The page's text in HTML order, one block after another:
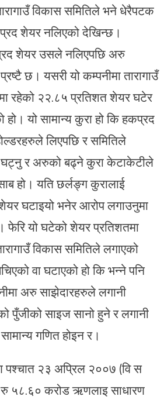
विकास समितिले भने धेरैपटक
शेयर नलिएको देखिन्छ।
शेयर उसले नलिएपछि अरु
छ। यसरी यो कम्पनीमा तारागाउँ
रहेको २२.८५ प्रतिशत शेयर घटेर
यो सामान्य कुरा हो कि हकप्रद
लिएपछि र समितिले
घट्नु र अरुको बढ्ने कुरा केटाकेटीले
हो। यति छर्लङ्ग कुरालाई
घटाइयो भनेर आरोप लगाउनुमा
यो घटेको शेयर प्रतिशतमा
विकास समितिले लगाएको
वा घटाएको हो कि भन्ने पनि
अरु साझेदारहरुले लगानी
पुँजीको साइज सानो हुने र लगानी
गणित होइन र।
२३ अप्रिल २००७ (वि स
५८.६० करोड ऋणलाइ साधारण